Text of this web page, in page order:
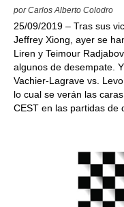
por Carlos Alberto Colodro
25/09/2019 – Tras sus
Jeffrey Xiong, ayer se
Liren y Teimour
algunos de desempate.
Vachier-Lagrave vs.
lo cual se verán las
CEST en las partidas de